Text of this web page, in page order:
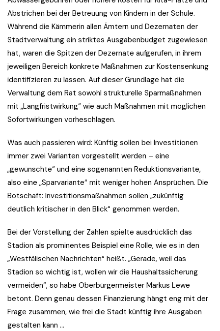
Abstrichen bei der Betreuung von Kindern in der Schule.
Während die Kämmerin allen Ämtern und Dezernaten der
Stadtverwaltung ein striktes Ausgabenbudget zugewiesen
hat, waren die Spitzen der Dezernate aufgerufen, in ihrem
jeweiligen Bereich konkrete Maßnahmen zur Kostensenkung
identifizieren zu lassen. Auf dieser Grundlage hat die
Verwaltung dem Rat sowohl strukturelle Sparmaßnahmen
mit „Langfristwirkung“ wie auch Maßnahmen mit möglichen
Sofortwirkungen vorheschlagen.
Was auch passieren wird: Künftig sollen bei Investitionen
immer zwei Varianten vorgestellt werden – eine
„gewünschte“ und eine sogenannten Reduktionsvariante,
also eine „Sparvariante“ mit weniger hohen Ansprüchen. Die
Botschaft: Investitionsmaßnahmen sollen „zukünftig
deutlich kritischer in den Blick“ genommen werden.
Bei der Vorstellung der Zahlen spielte ausdrücklich das
Stadion als prominentes Beispiel eine Rolle, wie es in den
„Westfälischen Nachrichten“ heißt. „Gerade, weil das
Stadion so wichtig ist, wollen wir die Haushaltssicherung
vermeiden“, so habe Oberbürgermeister Markus Lewe
betont. Denn genau dessen Finanzierung hängt eng mit der
Frage zusammen, wie frei die Stadt künftig ihre Ausgaben
gestalten kann …